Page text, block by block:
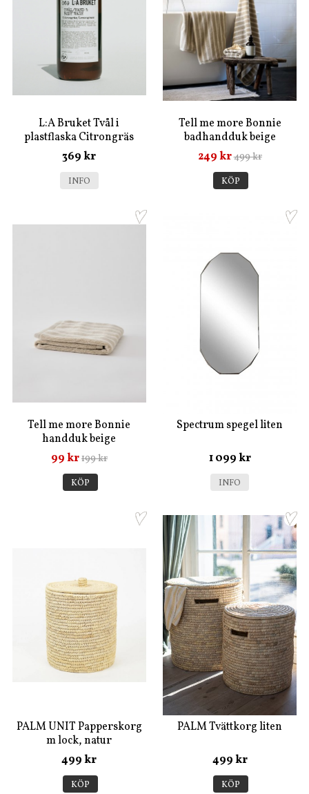
L:A Bruket Tvål i
plastflaska Citrongräs
369 kr
INFO
Tell me more Bonnie
badhandduk beige
249 kr499 kr
KÖP
Tell me more Bonnie
handduk beige
99 kr199 kr
KÖP
Spectrum spegel liten
1 099 kr
INFO
PALM UNIT Papperskorg
m lock, natur
499 kr
KÖP
PALM Tvättkorg liten
499 kr
KÖP